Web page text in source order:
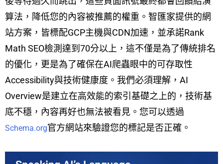
算法，降低您的內容被推薦的權重。智匯家提供的網
站方案，皆標配GCP主機與CDN加速，並承諾Rank
Math SEO檢測達到70分以上，這不僅是為了傳統排名
的優化，更是為了確保在AI爬蟲眼中的可存取性
Accessibility與技術健康度。我們必須理解，AI
Overview是建立在高效能的索引基礎之上的，技術基
底不穩，內容再好也無法被看見。您可以透過
Schema.org官方網站來驗證您的標記是否正確。